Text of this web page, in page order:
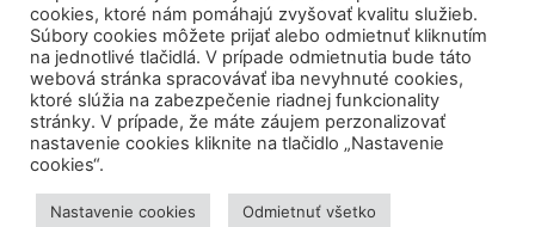
Mediálni partneri
cookies, ktoré nám pomáhajú zvyšovať kvalitu služieb.
Súbory cookies môžete prijať alebo odmietnuť kliknutím
na jednotlivé tlačidlá. V prípade odmietnutia bude táto
webová stránka spracovávať iba nevyhnuté cookies,
ktoré slúžia na zabezpečenie riadnej funkcionality
stránky. V prípade, že máte záujem perzonalizovať
nastavenie cookies kliknite na tlačidlo „Nastavenie
cookies“.
Nastavenie cookies Odmietnuť všetko